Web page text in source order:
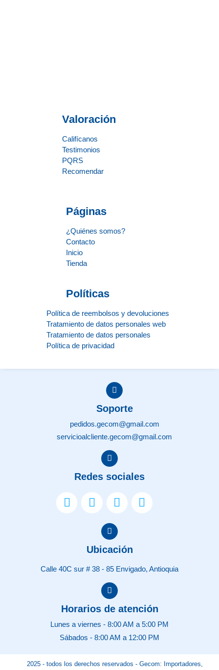
Valoración
Califícanos
Testimonios
PQRS
Recomendar
Páginas
¿Quiénes somos?
Contacto
Inicio
Tienda
Políticas
Política de reembolsos y devoluciones
Tratamiento de datos personales web
Tratamiento de datos personales
Política de privacidad
Soporte
pedidos.gecom@gmail.com
servicioalcliente.gecom@gmail.com
Redes sociales
Ubicación
Calle 40C sur # 38 - 85 Envigado, Antioquia
Horarios de atención
Lunes a viernes - 8:00 AM a 5:00 PM
Sábados - 8:00 AM a 12:00 PM
2025 - todos los derechos reservados - Gecom: Importadores,